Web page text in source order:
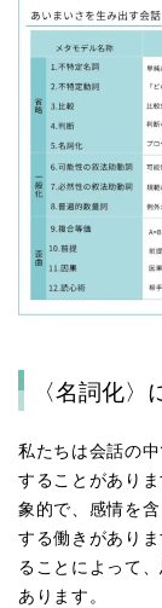
〈名詞化〉
私たちは会話の
することがあり
象的で、感情を
する働きがあり
ることによって
あります。